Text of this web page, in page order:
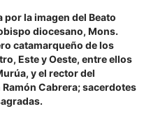
la imagen del Beato
diocesano, Mons.
catamarqueño de los
Este y Oeste, entre ellos
y el rector del
Cabrera; sacerdotes